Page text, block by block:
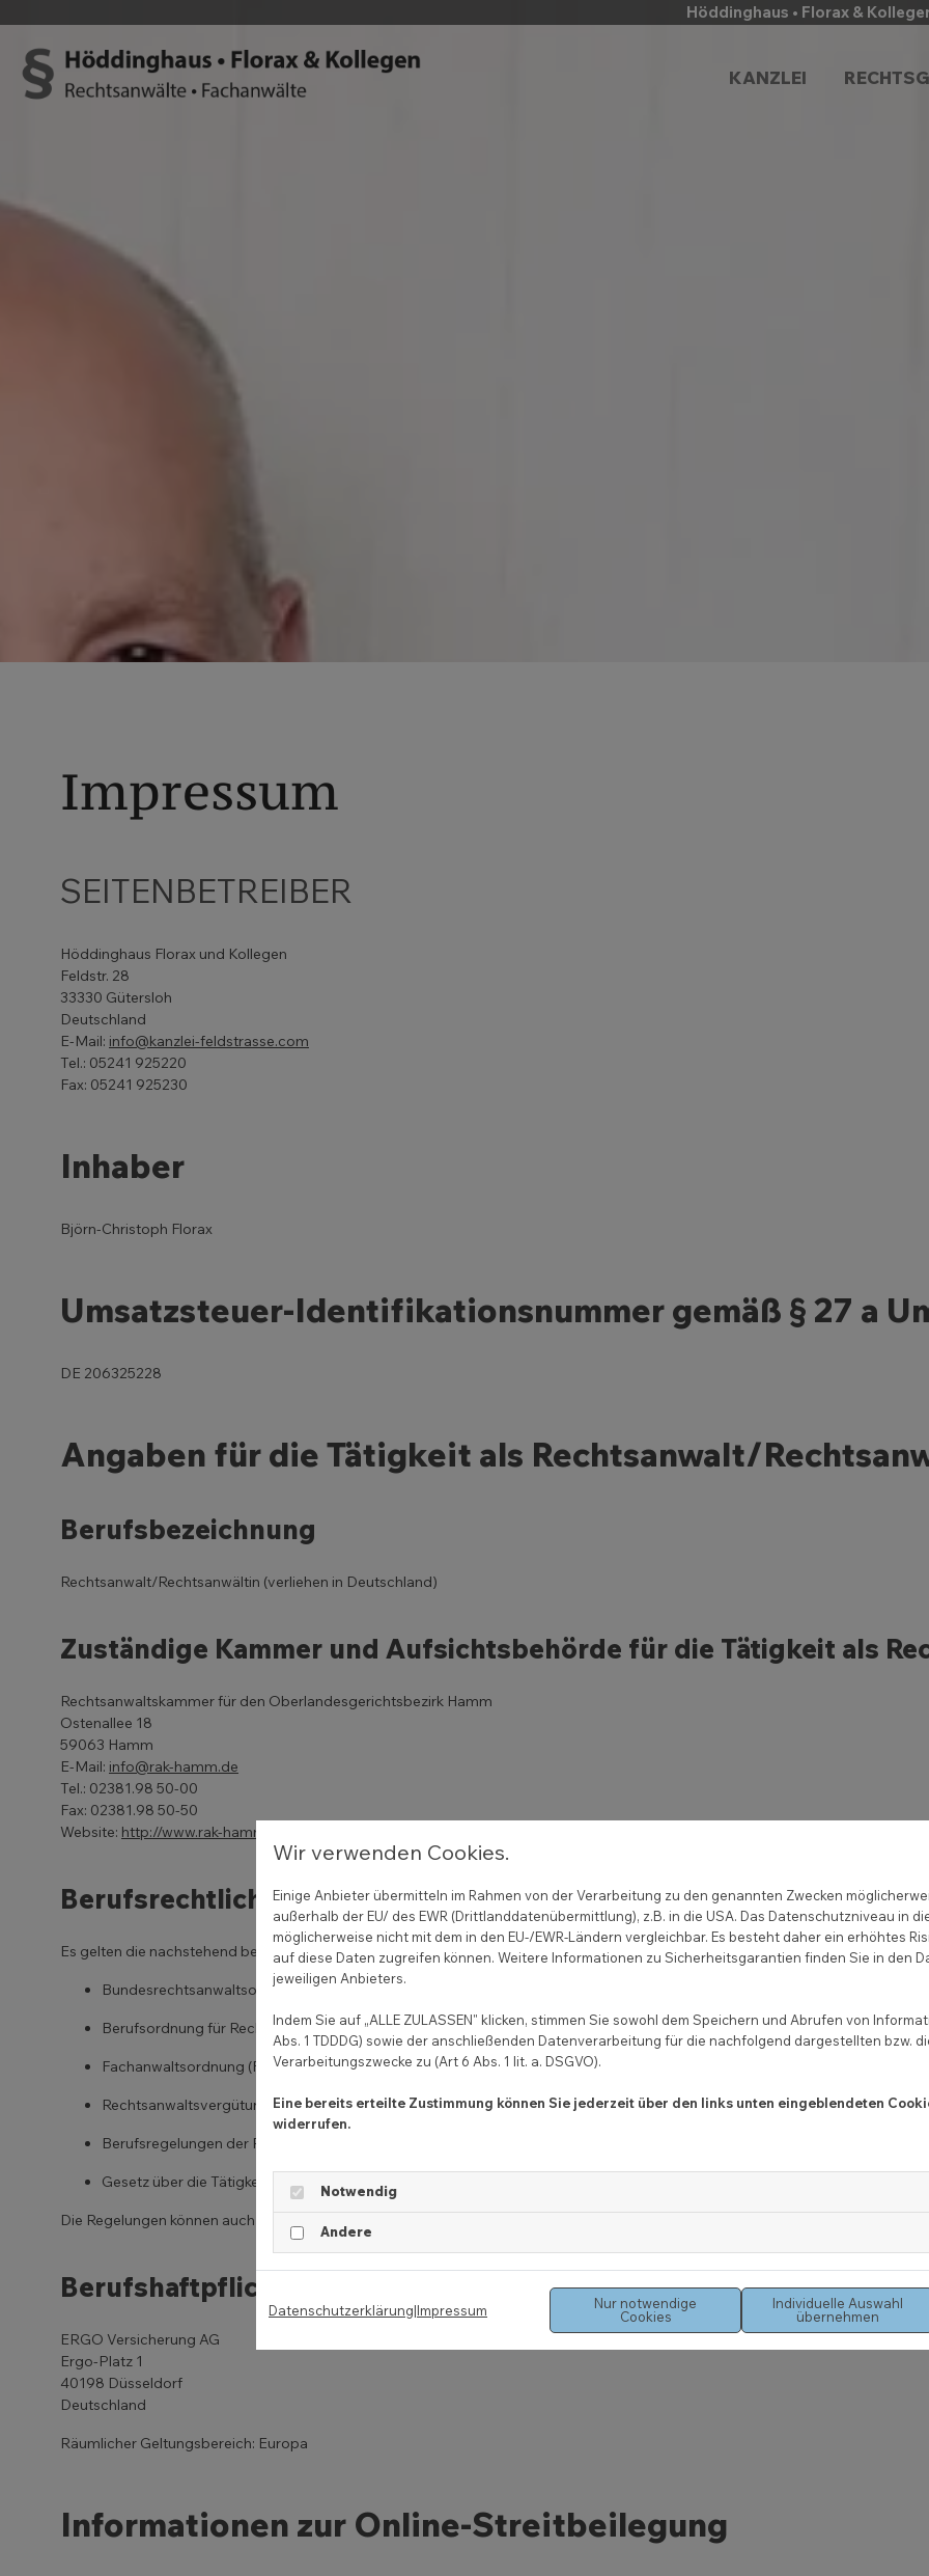
Höddinghaus • Florax &
KANZLEI
Impressum
SEITENBETREIBER
Höddinghaus Florax und Kollegen
Feldstr. 28
33330 Gütersloh
Deutschland
E-Mail: info@kanzlei-feldstrasse.com
Tel.: 05241 925220
Fax: 05241 925230
Inhaber
Björn-Christoph Florax
Umsatzsteuer-Identifikationsnummer gemäß § 27 a
DE 206325228
Angaben für die Tätigkeit als Rechtsanwalt/
Berufsbezeichnung
Rechtsanwalt/Rechtsanwältin (verliehen in Deutschland)
Zuständige Kammer und Aufsichtsbehörde für die Tätigkeit als
Rechtsanwaltskammer für den Oberlandesgerichtsbezirk Hamm
Ostenallee 18
59063 Hamm
E-Mail: info@rak-hamm.de
Tel.: 02381.98 50-00
Fax: 02381.98 50-50
Website: http://www.rak-hamm.de
Berufsrechtliche Regelungen für die Tätigkeit als Rechtsanwalt/
Es gelten die nachstehend benannten berufsrechtlichen Regelungen für die Tätigkeit als Rechtsanwalt/Rechtsanwältin in der
Bundesrechtsanwaltsordnung (BRAO) (https://www.gesetze-im-internet.de/brao/
Berufsordnung für Rechtsanwälte (BORA) (https://www.brak.de/anwaltschaft/berufsrecht/allgemeine-informationen/)
Fachanwaltsordnung (FAO) (https://www.brak.de/anwaltschaft/berufsrecht/allgemeine-informationen/
Rechtsanwaltsvergütungsgesetz (RVG) (https://www.gesetze-im-internet.de/rvg/)
Berufsregelungen der Rechtsanwälte der Europäischen Union (CCBE) (
Gesetz über die Tätigkeit europäischer Rechtsanwälte in Deutschland (EuRAG) (
Die Regelungen können auch bei der Bundesrechtsanwaltskammer unter
Berufshaftpflichtversicherung
ERGO Versicherung AG
Ergo-Platz 1
40198 Düsseldorf
Deutschland
Räumlicher Geltungsbereich: Europa
Informationen zur Online-Streitbeilegung
Wir verwenden Cookies.
Einige Anbieter übermitteln im Rahmen von der Verarbeitung zu den genannten Zwecken
außerhalb der EU/ des EWR (Drittlanddatenübermittlung), z.B. in die USA. Das Datenschutzniveau in
möglicherweise nicht mit dem in den EU-/EWR-Ländern vergleichbar. Es besteht daher ein erhöhtes
auf diese Daten zugreifen können. Weitere Informationen zu Sicherheitsgarantien finden Sie in den
jeweiligen Anbieters.
Indem Sie auf „ALLE ZULASSEN" klicken, stimmen Sie sowohl dem Speichern und Abrufen von
Abs. 1 TDDDG) sowie der anschließenden Datenverarbeitung für die nachfolgend dargestellten bzw.
Verarbeitungszwecke zu (Art 6 Abs. 1 lit. a. DSGVO).
Eine bereits erteilte Zustimmung können Sie jederzeit über den links unten eingeblendeten
widerrufen.
Notwendig
Andere
Datenschutzerklärung|Impressum
Nur notwendige
Cookies
Individuelle Auswahl
übernehmen